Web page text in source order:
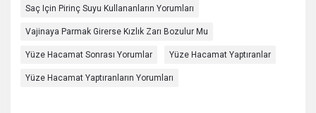
Saç Için Pirinç Suyu Kullananların Yorumları
Vajinaya Parmak Girerse Kızlık Zarı Bozulur Mu
Yüze Hacamat Sonrası Yorumlar Yüze Hacamat Yaptıranlar
Yüze Hacamat Yaptıranların Yorumları